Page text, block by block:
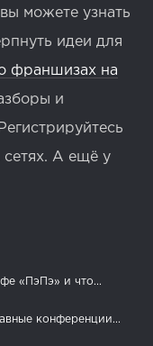
можете узнать
идеи для
франшизах на
и
сетях. А ещё у
«ПэПэ» и что...
конференции...